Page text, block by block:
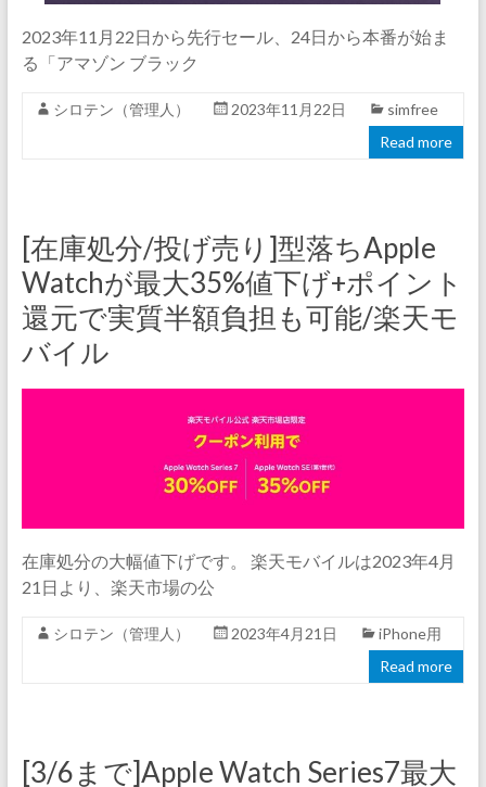
2023年11月22日から先行セール、24日から本番が始ま
る「アマゾン ブラック
シロテン（管理人） 2023年11月22日
simfree
Read more
[在庫処分/投げ売り]型落ちApple
Watchが最大35%値下げ+ポイント
還元で実質半額負担も可能/楽天モ
バイル
在庫処分の大幅値下げです。 楽天モバイルは2023年4月
21日より、楽天市場の公
シロテン（管理人） 2023年4月21日
iPhone用
Read more
[3/6まで]Apple Watch Series7最大